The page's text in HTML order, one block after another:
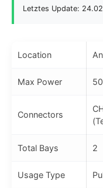
Letztes Update:
Location
Max Power
Connectors
Total Bays 2
Usage Type